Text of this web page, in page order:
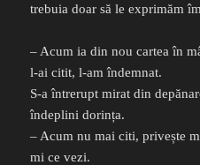
trebuia doar să le exprimăm
– Acum ia din nou cartea în
l-ai citit, l-am îndemnat.
S-a întrerupt mirat din
îndeplini dorința.
– Acum nu mai citi, privește
mi ce vezi.